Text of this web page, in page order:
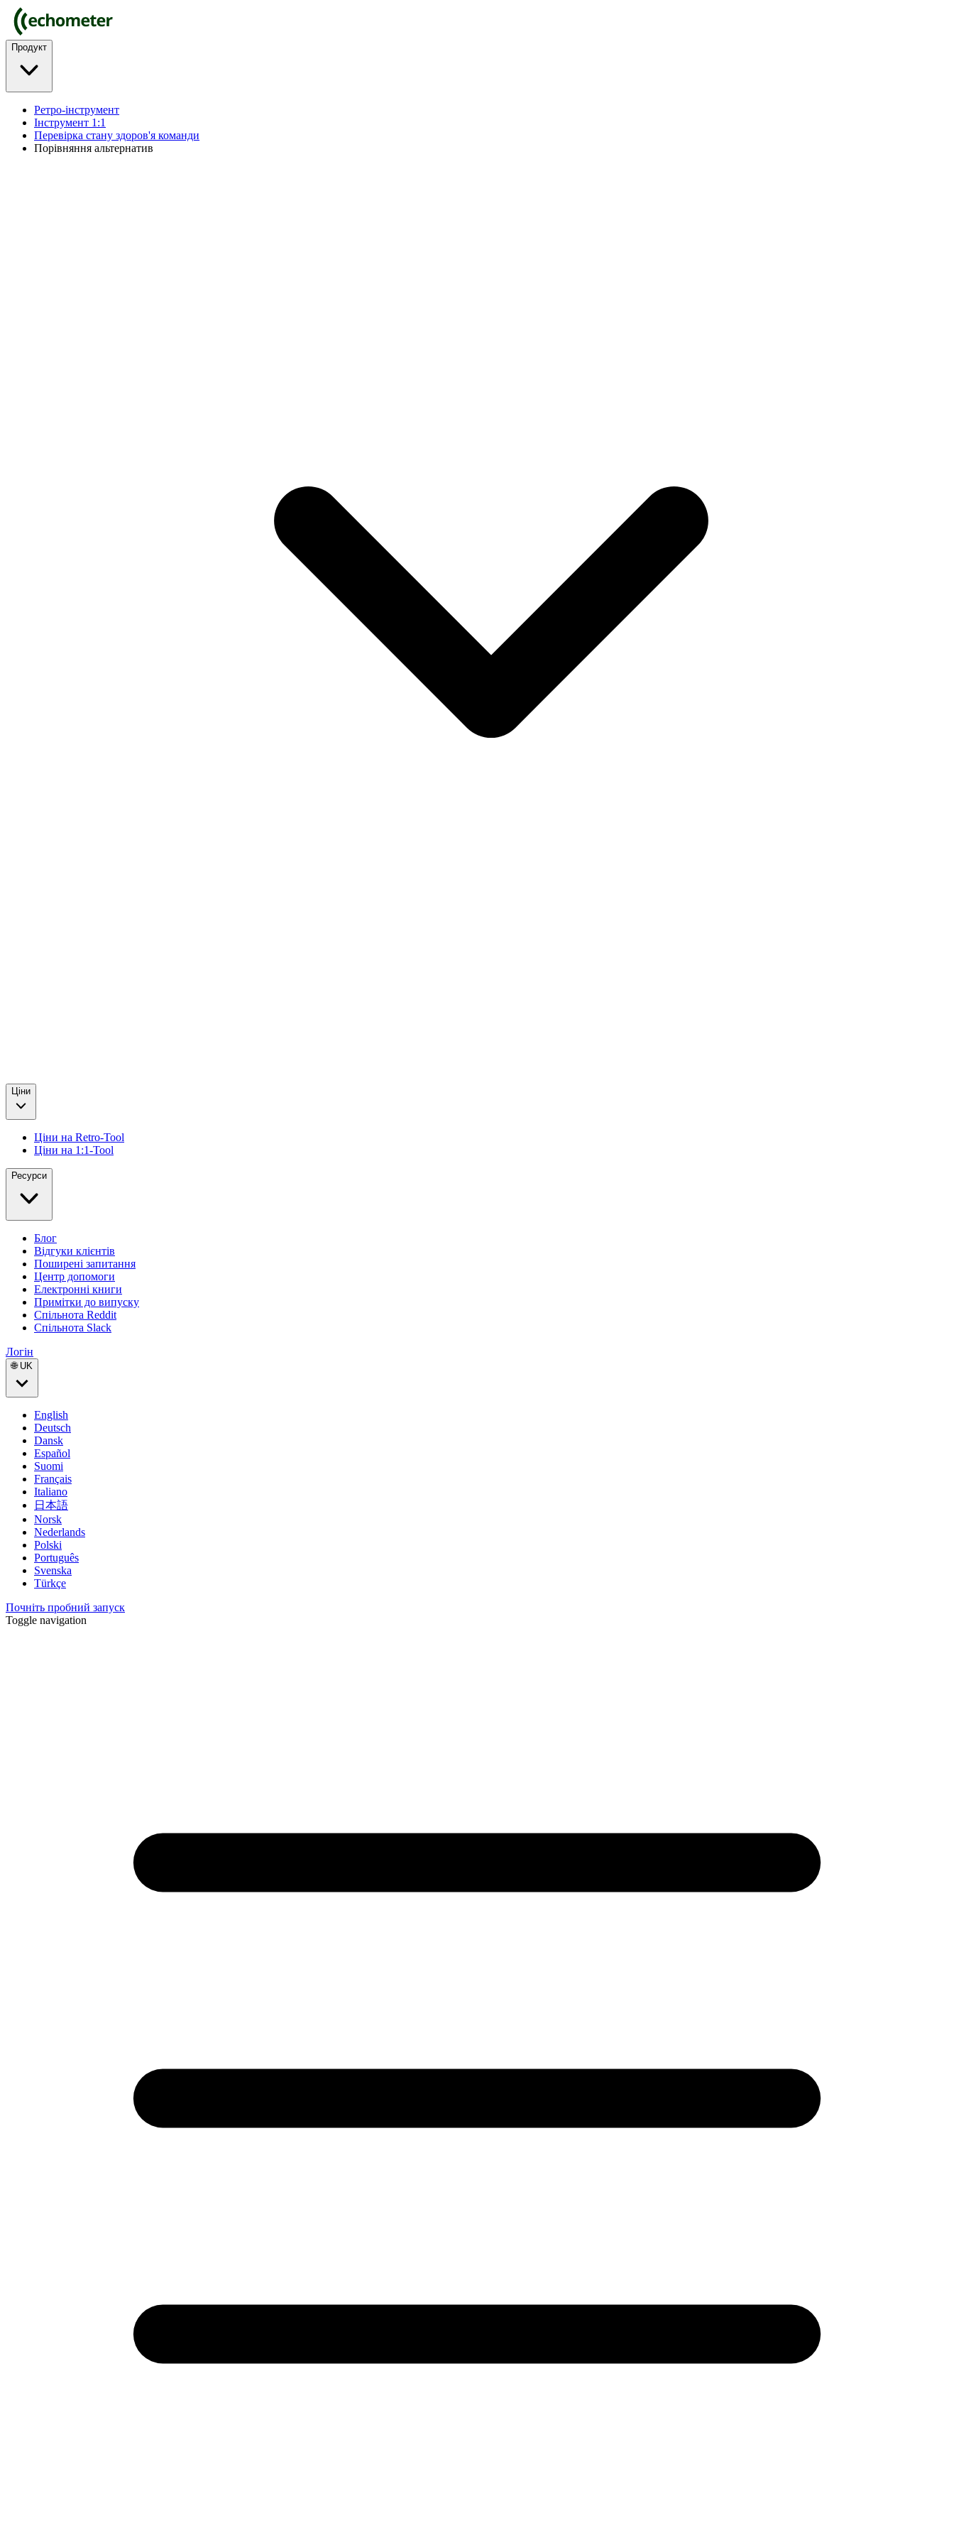
Продукт
Ретро-інструмент
Інструмент 1:1
Перевірка стану здоров'я команди
Порівняння альтернатив
Ціни
Ціни на Retro-Tool
Ціни на 1:1-Tool
Ресурси
Блог
Відгуки клієнтів
Поширені запитання
Центр допомоги
Електронні книги
Примітки до випуску
Спільнота Reddit
Спільнота Slack
Логін
🌐 UK
English
Deutsch
Dansk
Español
Suomi
Français
Italiano
日本語
Norsk
Nederlands
Polski
Português
Svenska
Türkçe
Почніть пробний запуск
Toggle navigation